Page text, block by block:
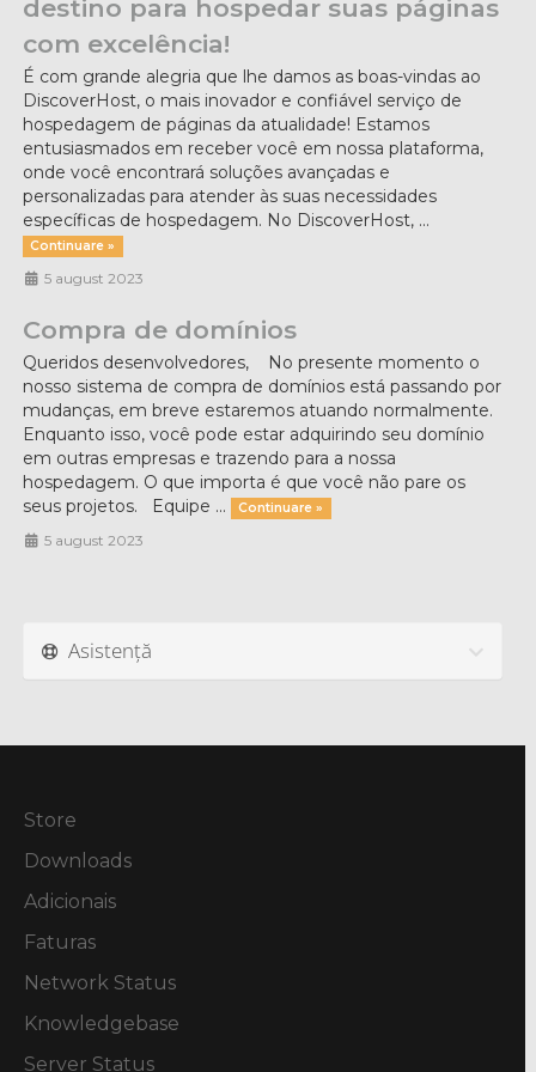
destino para hospedar suas páginas
com excelência!
É com grande alegria que lhe damos as boas-vindas ao
DiscoverHost, o mais inovador e confiável serviço de
hospedagem de páginas da atualidade! Estamos
entusiasmados em receber você em nossa plataforma,
onde você encontrará soluções avançadas e
personalizadas para atender às suas necessidades
específicas de hospedagem. No DiscoverHost, ...
Continuare »
5 august 2023
Compra de domínios
Queridos desenvolvedores, No presente momento o
nosso sistema de compra de domínios está passando por
mudanças, em breve estaremos atuando normalmente.
Enquanto isso, você pode estar adquirindo seu domínio
em outras empresas e trazendo para a nossa
hospedagem. O que importa é que você não pare os
seus projetos. Equipe ...
Continuare »
5 august 2023
Asistență
Store
Downloads
Adicionais
Faturas
Network Status
Knowledgebase
Server Status